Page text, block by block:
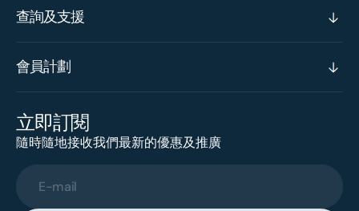
查詢及支援
會員計劃
立即訂閱
隨時隨地接收我們最新的優惠及推廣
E-mail